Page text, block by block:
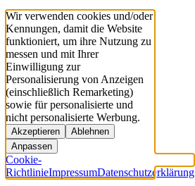
Wir verwenden cookies und/oder
Kennungen, damit die Website
funktioniert, um ihre Nutzung zu
messen und mit Ihrer
Einwilligung zur
Personalisierung von Anzeigen
(einschließlich Remarketing)
sowie für personalisierte und
nicht personalisierte Werbung.
Akzeptieren
Ablehnen
Anpassen
Cookie-
RichtlinieImpressumDatenschutzerklärung